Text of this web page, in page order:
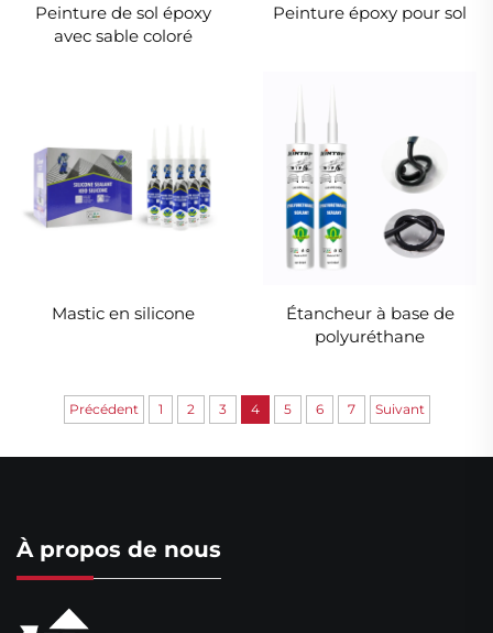
Peinture de sol époxy
avec sable coloré
Peinture époxy pour sol
Mastic en silicone
Étancheur à base de
polyuréthane
Précédent 1 2 3 4 5 6 7 Suivant
À propos de nous